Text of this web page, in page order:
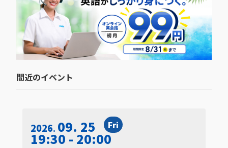
間近のイベント​
2026 09. 25 Fri
19:30 - 20:00